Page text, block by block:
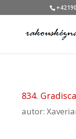
834. Gradisca
autor: